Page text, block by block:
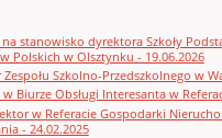
stanowisko dyrektora Szkoły
Polskich w Olsztynku - 19.06.2026
Szkolno-Przedszkolnego w
w Biurze Obsługi Interesanta w
w Referacie Gospodarki
- 24.02.2025